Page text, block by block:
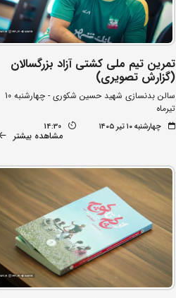
تمرین تیم ملی کشتی آزاد بزرگسالان
(گزارش تصویری)
سالن بدنسازی شهید حسین شکوری - چهارشنبه 10
تیرماه
چهارشنبه ۱۰ تیر ۱۴۰۵ 14:30
مشاهده بیشتر